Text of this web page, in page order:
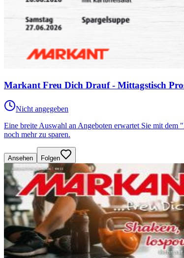
Markant Freu Dich Drauf - Mittagstisch
Nicht angegeben
Eine breite Auswahl an Angeboten erwartet Sie mit
noch mehr zu sparen.
Ansehen Folgen